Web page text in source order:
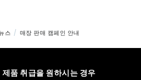
스 매장 판매 캠페인 안내
제품 취급을 원하시는 경우